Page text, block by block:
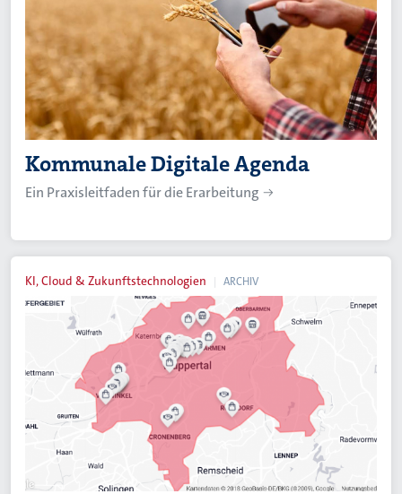
Kommunale Digitale Agenda
Ein Praxisleitfaden für die Erarbeitung
KI, Cloud & Zukunftstechnologien ARCHIV